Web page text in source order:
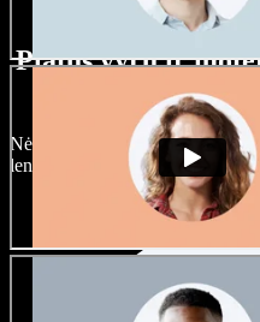
Platus vyrų ir
su
Nėra dviejų vienodų projektų.
lengvai juos prisitaikykite.